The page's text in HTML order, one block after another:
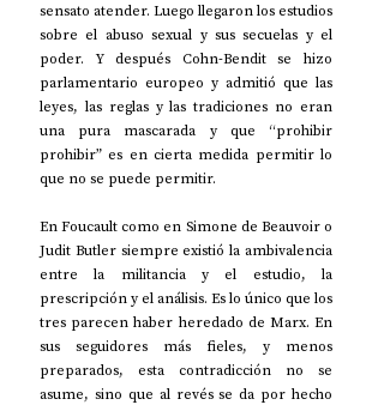
sensato atender. Luego llegaron los estudios
sobre el abuso sexual y sus secuelas y el
poder. Y después Cohn-Bendit se hizo
parlamentario europeo y admitió que las
leyes, las reglas y las tradiciones no eran
una pura mascarada y que “prohibir
prohibir” es en cierta medida permitir lo
que no se puede permitir.
En Foucault como en Simone de Beauvoir o
Judit Butler siempre existió la ambivalencia
entre la militancia y el estudio, la
prescripción y el análisis. Es lo único que los
tres parecen haber heredado de Marx. En
sus seguidores más fieles, y menos
preparados, esta contradicción no se
asume, sino que al revés se da por hecho